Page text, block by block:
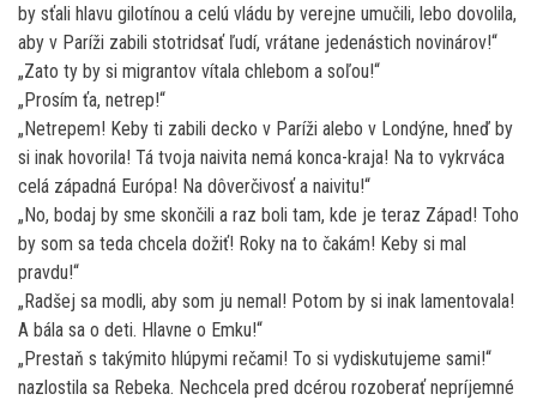
by sťali hlavu gilotínou a celú vládu by verejne umučili, lebo dovolila,
aby v Paríži zabili stotridsať ľudí, vrátane jedenástich novinárov!“
„Zato ty by si migrantov vítala chlebom a soľou!“
„Prosím ťa, netrep!“
„Netrepem! Keby ti zabili decko v Paríži alebo v Londýne, hneď by
si inak hovorila! Tá tvoja naivita nemá konca-kraja! Na to vykrváca
celá západná Európa! Na dôverčivosť a naivitu!“
„No, bodaj by sme skončili a raz boli tam, kde je teraz Západ! Toho
by som sa teda chcela dožiť! Roky na to čakám! Keby si mal
pravdu!“
„Radšej sa modli, aby som ju nemal! Potom by si inak lamentovala!
A bála sa o deti. Hlavne o Emku!“
„Prestaň s takýmito hlúpymi rečami! To si vydiskutujeme sami!“
nazlostila sa Rebeka. Nechcela pred dcérou rozoberať nepríjemné